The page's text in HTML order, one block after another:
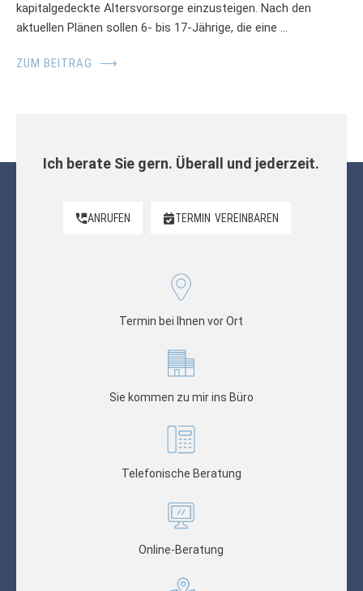
kapitalgedeckte Altersvorsorge einzusteigen. Nach den
aktuellen Plänen sollen 6- bis 17-Jährige, die eine …
ZUM BEITRAG ⟶
Ich berate Sie gern. Überall und jederzeit.
ANRUFEN TERMIN VEREINBAREN
Termin bei Ihnen vor Ort
Sie kommen zu mir ins Büro
Telefonische Beratung
Online-Beratung